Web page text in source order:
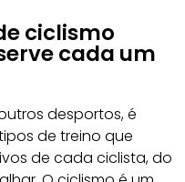
ciclismo
cada um
desportos, é
de treino que
de cada ciclista, do